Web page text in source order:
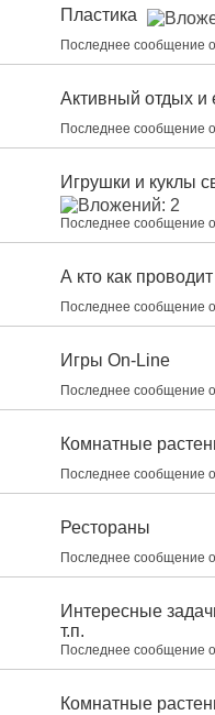
Пластика
Последнее сообщение
Активный отдых и
Последнее сообщение
Игрушки и куклы
Последнее сообщение
А кто как
Последнее сообщение
Игры On-Line
Последнее сообщение
Комнатные
Последнее сообщение
Рестораны
Последнее сообщение
Интересные
т.п.
Последнее сообщение
Комнатные